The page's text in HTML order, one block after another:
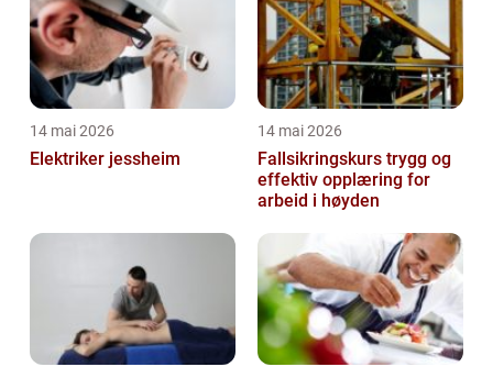
14 mai 2026
Elektriker jessheim
14 mai 2026
Fallsikringskurs trygg og
effektiv opplæring for
arbeid i høyden